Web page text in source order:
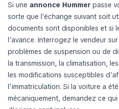
Si une annonce Hummer passe
sorte que l’échange suivant soit
documents sont disponibles et si
l’avance. Interrogez le vendeur
problèmes de suspension ou de
la transmission, la climatisation,
les modifications susceptibles
l’immatriculation. Si la voiture a
mécaniquement, demandez ce